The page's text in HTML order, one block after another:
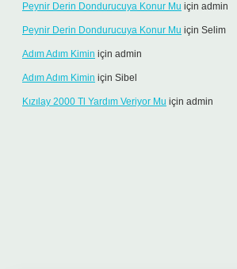
Peynir Derin Dondurucuya Konur Mu için admin
Peynir Derin Dondurucuya Konur Mu için Selim
Adım Adım Kimin için admin
Adım Adım Kimin için Sibel
Kızılay 2000 Tl Yardım Veriyor Mu için admin